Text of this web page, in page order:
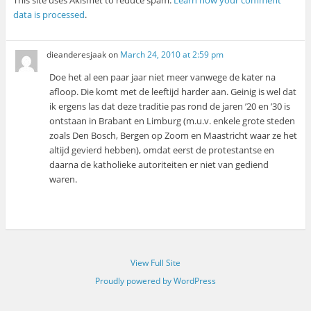
data is processed.
dieanderesjaakon March 24, 2010 at 2:59 pm
Doe het al een paar jaar niet meer vanwege de kater na
afloop. Die komt met de leeftijd harder aan. Geinig is wel dat
ik ergens las dat deze traditie pas rond de jaren ’20 en ’30 is
ontstaan in Brabant en Limburg (m.u.v. enkele grote steden
zoals Den Bosch, Bergen op Zoom en Maastricht waar ze het
altijd gevierd hebben), omdat eerst de protestantse en
daarna de katholieke autoriteiten er niet van gediend
waren.
View Full Site
Proudly powered by WordPress